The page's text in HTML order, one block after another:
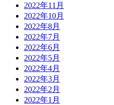
2022年11月
2022年10月
2022年8月
2022年7月
2022年6月
2022年5月
2022年4月
2022年3月
2022年2月
2022年1月